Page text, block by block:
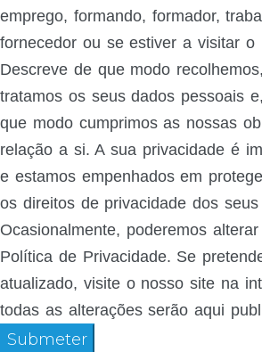
emprego, formando, formador,
fornecedor ou se estiver a visitar o
Descreve de que modo
tratamos os seus dados pessoais
que modo cumprimos as nossas
relação a si. A sua privacidade é
e estamos empenhados em
os direitos de privacidade dos seus
Ocasionalmente, poderemos
Política de Privacidade. Se
atualizado, visite o nosso site na
todas as alterações serão aqui
Submeter